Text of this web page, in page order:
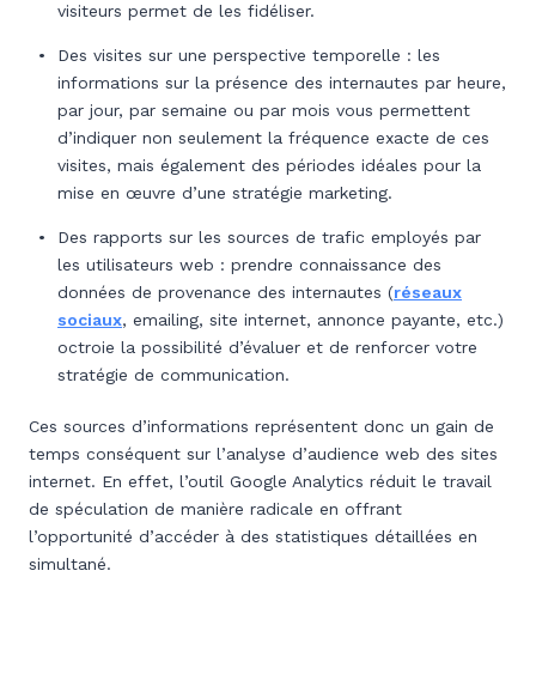
visiteurs permet de les fidéliser.
Des visites sur une perspective temporelle : les
informations sur la présence des internautes par heure,
par jour, par semaine ou par mois vous permettent
d’indiquer non seulement la fréquence exacte de ces
visites, mais également des périodes idéales pour la
mise en œuvre d’une stratégie marketing.
Des rapports sur les sources de trafic employés par
les utilisateurs web : prendre connaissance des
données de provenance des internautes (réseaux
sociaux, emailing, site internet, annonce payante, etc.)
octroie la possibilité d’évaluer et de renforcer votre
stratégie de communication.
Ces sources d’informations représentent donc un gain de
temps conséquent sur l’analyse d’audience web des sites
internet. En effet, l’outil Google Analytics réduit le travail
de spéculation de manière radicale en offrant
l’opportunité d’accéder à des statistiques détaillées en
simultané.